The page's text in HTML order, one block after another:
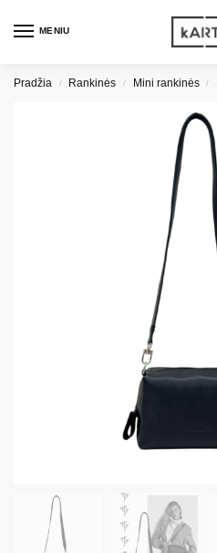
MENIU
Pradžia / Rankinės / Mini rankinės /